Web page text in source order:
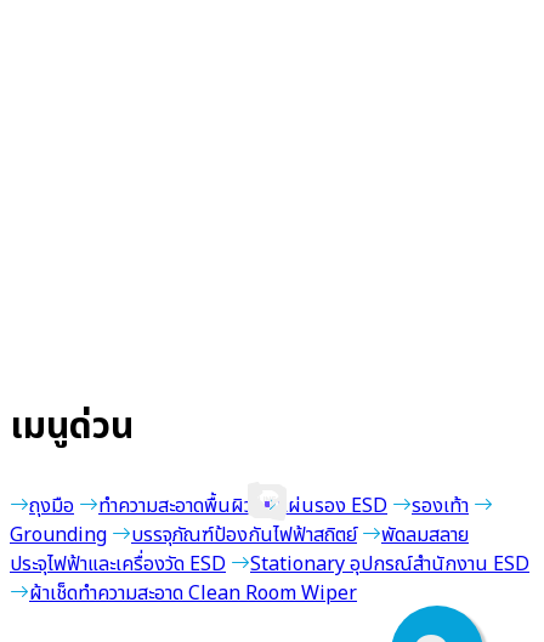
เมนูด่วน
ถุงมือ ทำความสะอาดพื้นผิว แผ่นรอง ESD
รองเท้า
Grounding
บรรจุภัณฑ์ป้องกันไฟฟ้าสถิตย์
พัดลมสลาย
ประจุไฟฟ้าและเครื่องวัด ESD
Stationary อุปกรณ์สำนักงาน ESD
ผ้าเช็ดทำความสะอาด Clean Room Wiper